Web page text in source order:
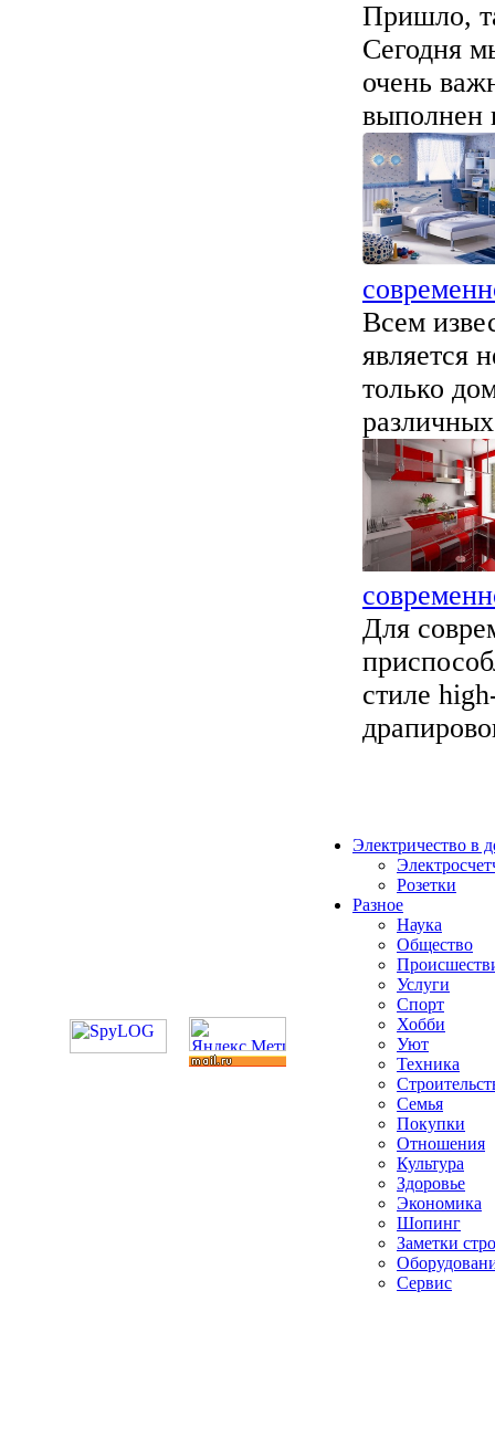
Пришло,
Сегодня
очень
выполнен
Всем
является
только
Для
стиле
Электричество в
Розетки
Разное
Наука
Общество
Услуги
Спорт
Хобби
Уют
Техника
Семья
Покупки
Отношения
Культура
Здоровье
Экономика
Шопинг
Заметки
Сервис